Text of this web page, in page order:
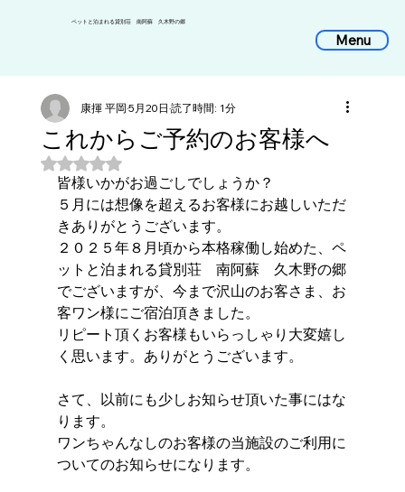
​ペットと泊まれる貸別荘 南阿蘇 久木野の郷
Menu
これからご予約のお客様へ
康揮 平岡5月20日 読了時間: 1分
5つ星のうちNaNと評価されています。
皆様いかがお過ごしでしょうか？
５月には想像を超えるお客様にお越しいただ
きありがとうございます。
２０２５年８月頃から本格稼働し始めた、ペ
ットと泊まれる貸別荘　南阿蘇　久木野の郷
でございますが、今まで沢山のお客さま、お
客ワン様にご宿泊頂きました。
リピート頂くお客様もいらっしゃり大変嬉し
く思います。ありがとうございます。
さて、以前にも少しお知らせ頂いた事にはな
ります。
ワンちゃんなしのお客様の当施設のご利用に
ついてのお知らせになります。